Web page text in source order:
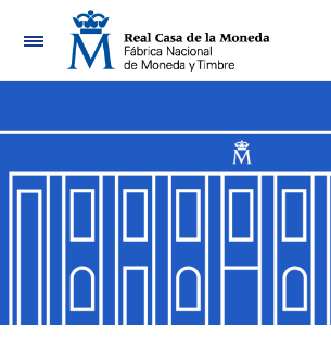
Nabigazioa
Erakutsi/Ezkutatu
Erakutsi/Ezkutatu
Erakutsi/Ezkutatu